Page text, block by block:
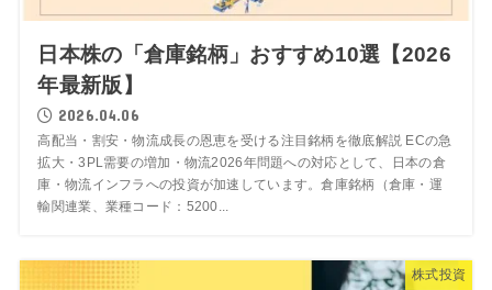
日本株の「倉庫銘柄」おすすめ10選【2026
年最新版】
2026.04.06
高配当・割安・物流成長の恩恵を受ける注目銘柄を徹底解説 ECの急
拡大・3PL需要の増加・物流2026年問題への対応として、日本の倉
庫・物流インフラへの投資が加速しています。倉庫銘柄（倉庫・運
輸関連業、業種コード：5200...
株式投資